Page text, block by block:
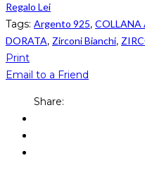
Regalo Lei
Tags: Argento 925, COLLANA
DORATA, Zirconi Bianchi,
Print
Email to a Friend
Share: